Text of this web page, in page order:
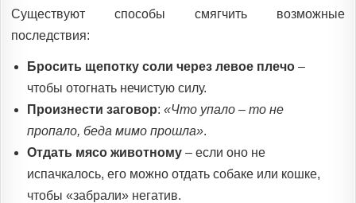
Существуют способы смягчить возможные
последствия:
Бросить щепотку соли через левое плечо –
чтобы отогнать нечистую силу.
Произнести заговор: «Что упало – то не
пропало, беда мимо прошла».
Отдать мясо животному – если оно не
испачкалось, его можно отдать собаке или кошке,
чтобы «забрали» негатив.